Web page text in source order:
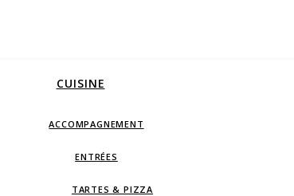
CUISINE
ACCOMPAGNEMENT
ENTRÉES
TARTES & PIZZA